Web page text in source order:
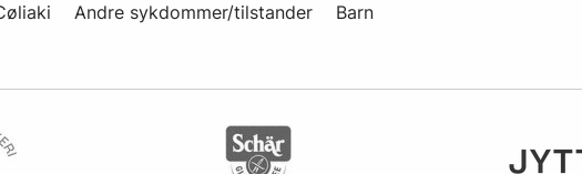
Andre sykdommer/tilstander Barn